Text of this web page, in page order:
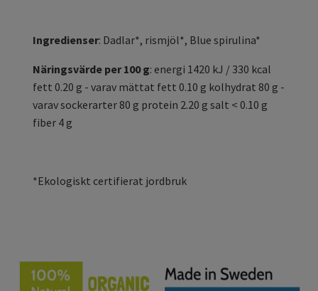
Ingredienser: Dadlar*, rismjöl*, Blue spirulina*
Näringsvärde per 100 g: energi 1420 kJ / 330 kcal
fett 0.20 g - varav mättat fett 0.10 g kolhydrat 80 g -
varav sockerarter 80 g protein 2.20 g salt < 0.10 g
fiber 4 g
*Ekologiskt certifierat jordbruk